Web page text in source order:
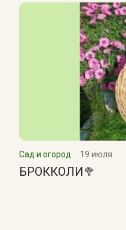
Сад и огород 19 июля
БРОККОЛИ🥦